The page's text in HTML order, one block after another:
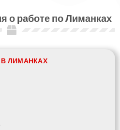
о работе по Лиманках
ЛИМАНКАХ